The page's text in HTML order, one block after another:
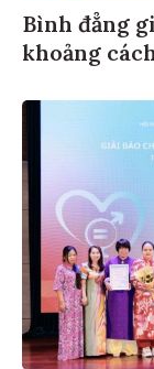
Bình đẳng
khoảng